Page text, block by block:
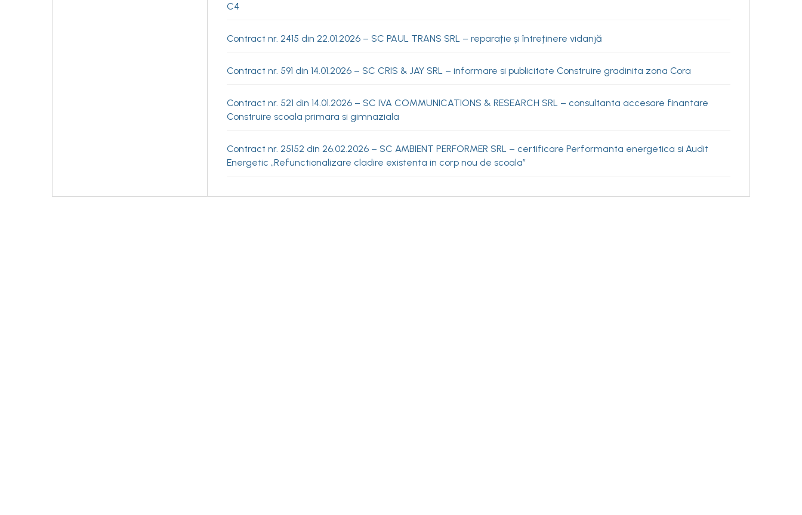
C4
Contract nr. 2415 din 22.01.2026 – SC PAUL TRANS SRL – reparație și întreținere vidanjă
Contract nr. 591 din 14.01.2026 – SC CRIS & JAY SRL – informare si publicitate Construire gradinita zona Cora
Contract nr. 521 din 14.01.2026 – SC IVA COMMUNICATIONS & RESEARCH SRL – consultanta accesare finantare
Construire scoala primara si gimnaziala
Contract nr. 25152 din 26.02.2026 – SC AMBIENT PERFORMER SRL – certificare Performanta energetica si Audit
Energetic „Refunctionalizare cladire existenta in corp nou de scoala”